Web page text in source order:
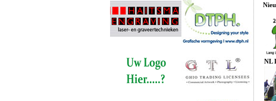
NL